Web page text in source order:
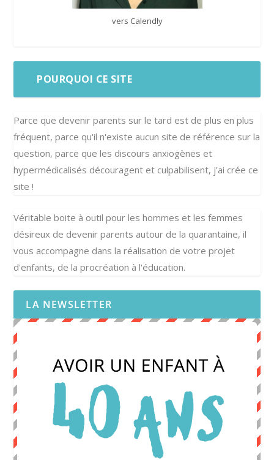
vers Calendly
POURQUOI CE SITE
Parce que devenir parents sur le tard est de plus en plus
fréquent, parce qu'il n'existe aucun site de référence sur la
question, parce que les discours anxiogènes et
hypermédicalisés découragent et culpabilisent, j'ai crée ce
site !
Véritable boite à outil pour les hommes et les femmes
désireux de devenir parents autour de la quarantaine, il
vous accompagne dans la réalisation de votre projet
d'enfants, de la procréation à l'éducation.
LA NEWSLETTER